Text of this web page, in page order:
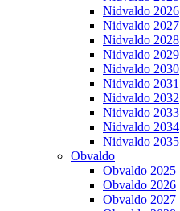
Nidvaldo 2026
Nidvaldo 2027
Nidvaldo 2028
Nidvaldo 2029
Nidvaldo 2030
Nidvaldo 2031
Nidvaldo 2032
Nidvaldo 2033
Nidvaldo 2034
Nidvaldo 2035
Obvaldo
Obvaldo 2025
Obvaldo 2026
Obvaldo 2027